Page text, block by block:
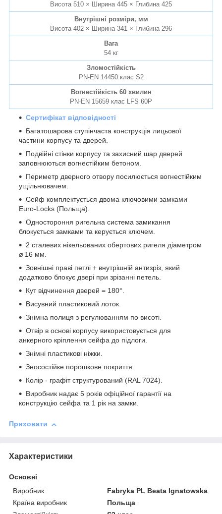
Висота 510 × Ширина 445 × Глибина 425
Внутрішні розміри, мм
Висота 402 × Ширина 341 × Глибина 296
Вага
54 кг
Зломостійкість
PN-EN 14450 клас S2
Вогнестійкість 60 хвилин
PN-EN 15659 клас LFS 60P
Сертифікат відповідності
Багатошарова ступінчаста конструкція лицьової
частини корпусу та дверей.
Подвійні стінки корпусу та захисний шар дверей
заповнюються вогнестійким бетоном.
Периметр дверного отвору посилюється вогнестійким
ущільнювачем.
Сейф комплектується двома ключовими замками
Euro-Locks (Польща).
Одностороння ригельна система замикання
блокується замками та керується ключем.
2 сталевих нікельованих обертових ригеля діаметром
⌀ 16 мм.
Зовнішні праві петлі + внутрішній антизріз, який
додатково блокує двері при зрізанні петель.
Кут відчинення дверей = 180°.
Висувний пластиковий лоток.
Знімна полиця з регулюванням по висоті.
Отвір в основі корпусу використовується для
анкерного кріплення сейфа до підлоги.
Знімні пластикові ніжки.
Зносостійке порошкове покриття.
Колір - графіт структурований (RAL 7024).
Виробник надає 5 років офіційної гарантії на
конструкцію сейфа та 1 рік на замки.
Приховати
Характеристики
Основні
Виробник
Fabryka PL Beata Ignatowska
Країна виробник
Польща